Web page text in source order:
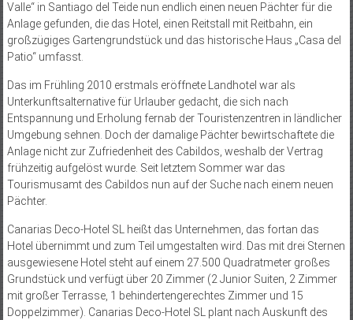
Valle“ in Santiago del Teide nun endlich einen neuen Pächter für die
Anlage gefunden, die das Hotel, einen Reitstall mit Reitbahn, ein
großzügiges Gartengrundstück und das historische Haus „Casa del
Patio“ umfasst.
Das im Frühling 2010 erstmals eröffnete Landhotel war als
Unterkunftsalternative für Urlauber gedacht, die sich nach
Entspannung und Erholung fernab der Touristenzentren in ländlicher
Umgebung sehnen. Doch der damalige Pächter bewirtschaftete die
Anlage nicht zur Zufriedenheit des Cabildos, weshalb der Vertrag
frühzeitig aufgelöst wurde. Seit letztem Sommer war das
Tourismusamt des Cabildos nun auf der Suche nach einem neuen
Pächter.
Canarias Deco-Hotel SL heißt das Unternehmen, das fortan das
Hotel übernimmt und zum Teil umgestalten wird. Das mit drei Sternen
ausgewiesene Hotel steht auf einem 27.500 Quadratmeter großes
Grundstück und verfügt über 20 Zimmer (2 Junior Suiten, 2 Zimmer
mit großer Terrasse, 1 behindertengerechtes Zimmer und 15
Doppelzimmer). Canarias Deco-Hotel SL plant nach Auskunft des